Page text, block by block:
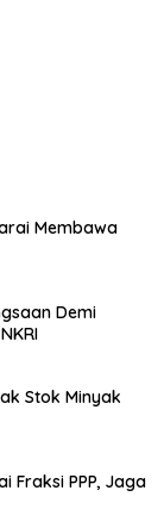
Membawa
Demi
Stok Minyak
Fraksi PPP, Jaga